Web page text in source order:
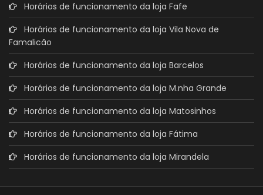
Horários de funcionamento da loja Fafe
Horários de funcionamento da loja Vila Nova de
Famalicão
Horários de funcionamento da loja Barcelos
Horários de funcionamento da loja M.nha Grande
Horários de funcionamento da loja Matosinhos
Horários de funcionamento da loja Fátima
Horários de funcionamento da loja Mirandela